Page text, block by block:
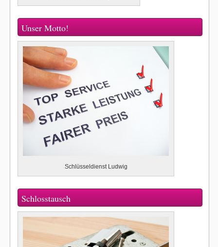
Unser Motto!
Schlüsseldienst Ludwig
Schlosstausch